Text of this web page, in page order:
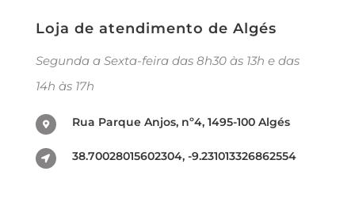
Loja de atendimento de Algés
Segunda a Sexta-feira das 8h30 às 13h e das
14h às 17h
Rua Parque Anjos, nº4, 1495-100 Algés
38.70028015602304, -9.231013326862554